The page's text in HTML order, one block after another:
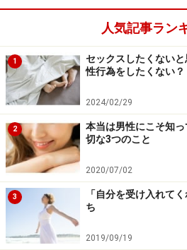
人気記事ラン
1
セックスしたくない
性行為をしたくない？
2024/02/29
2
本当は男性にこそ知
切な3つのこと
2020/07/02
3
「自分を受け入れて
ち
2019/09/19